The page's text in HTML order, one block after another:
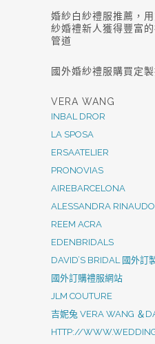
婚紗白紗禮服推薦，
紗婚禮新人獲得豐富
管道
國外婚紗禮服購買定
VERA WANG
INBAL DROR
LA SPOSA
ERSAATELIER
PRONOVIAS
AIREBARCELONA
ALESSANDRA RINAUDO
REEM ACRA
EDENBRIDALS
DAVID’S BRIDAL 國外訂
國外訂購禮服網站
JLM COUTURE
吉妮兔 VERA WANG ＆
HTTP://